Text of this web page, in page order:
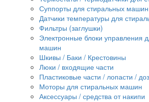
Суппорты для стиральных машин
Датчики температуры для
Фильтры (заглушки)
Электронные блоки управления
машин
Шкивы / Баки / Крестовины
Люки / входящие части
Пластиковые части / лопасти /
Моторы для стиральных машин
Аксессуары / средства от накипи